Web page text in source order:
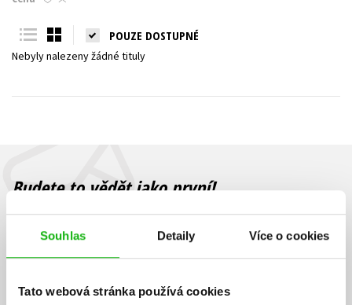
Souhlas Detaily Více o cookies
Tato webová stránka používá cookies
Young adult (SK)
Všechny tituly
POUZE DOSTUPNÉ
Nebyly nalezeny žádné tituly
Budete to vědět jako první!
Zajímá Vás, jaký knižní hit právě vychází, na jaké zboží je výhodná
sleva, jaká běží soutěž o ceny? Přihlášením k odběru našich e-
souhlasíte se zpracováním osobních údajů
mailová
adresa
mailová
adresa
Vaše e-mailová adresa Přihlásit se